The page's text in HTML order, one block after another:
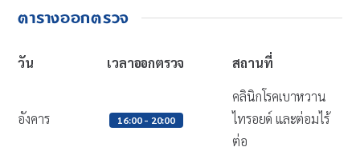
ตารางออกตรวจ
วัน เวลาออกตรวจ สถานที่
อังคาร 16:00 - 20:00
คลินิกโรคเบาหวาน
ไทรอยด์ และต่อมไร้
ต่อ